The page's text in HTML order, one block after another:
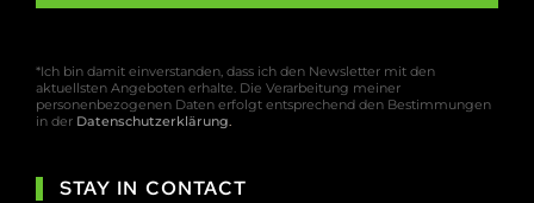
STAY IN CONTACT
*Ich bin damit einverstanden, dass ich den Newsletter mit den
aktuellsten Angeboten erhalte. Die Verarbeitung meiner
personenbezogenen Daten erfolgt entsprechend den Bestimmungen
in der Datenschutzerklärung.